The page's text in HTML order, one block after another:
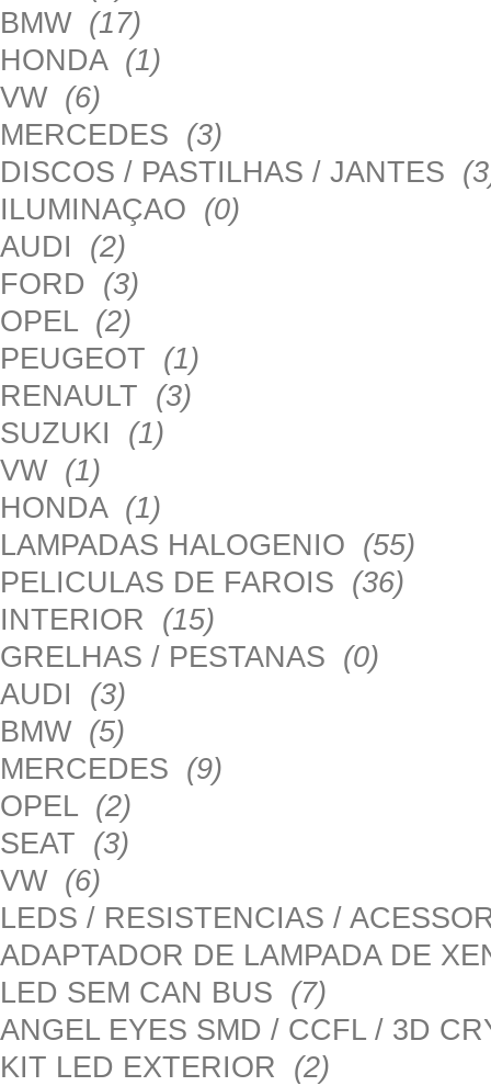
BMW (17)
HONDA (1)
VW (6)
MERCEDES (3)
DISCOS / PASTILHAS / JANTES
ILUMINAÇAO (0)
AUDI (2)
FORD (3)
OPEL (2)
PEUGEOT (1)
RENAULT (3)
SUZUKI (1)
VW (1)
HONDA (1)
LAMPADAS HALOGENIO (55)
PELICULAS DE FAROIS (36)
INTERIOR (15)
GRELHAS / PESTANAS (0)
AUDI (3)
BMW (5)
MERCEDES (9)
OPEL (2)
SEAT (3)
VW (6)
LEDS / RESISTENCIAS /
ADAPTADOR DE LAMPADA DE
LED SEM CAN BUS (7)
ANGEL EYES SMD / CCFL / 3D
KIT LED EXTERIOR (2)